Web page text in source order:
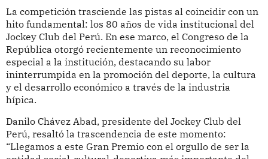
La competición trasciende las pistas al coincidir con un
hito fundamental: los 80 años de vida institucional del
Jockey Club del Perú. En ese marco, el Congreso de la
República otorgó recientemente un reconocimiento
especial a la institución, destacando su labor
ininterrumpida en la promoción del deporte, la cultura
y el desarrollo económico a través de la industria
hípica.
Danilo Chávez Abad, presidente del Jockey Club del
Perú, resaltó la trascendencia de este momento:
“Llegamos a este Gran Premio con el orgullo de ser la